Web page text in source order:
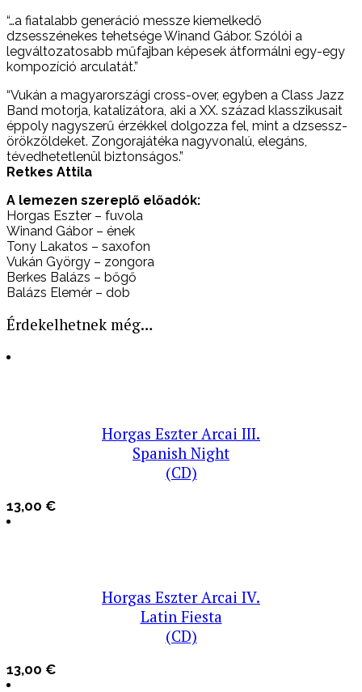
“…a fiatalabb generáció messze kiemelkedő
dzsesszénekes tehetsége Winand Gábor. Szólói a
legváltozatosabb műfajban képesek átformálni egy-egy
kompozíció arculatát.”
“Vukán a magyarországi cross-over, egyben a Class Jazz
Band motorja, katalizátora, aki a XX. század klasszikusait
éppoly nagyszerű érzékkel dolgozza fel, mint a dzsessz-
örökzöldeket. Zongorajátéka nagyvonalú, elegáns,
tévedhetetlenül biztonságos.”
Retkes Attila
A lemezen szereplő előadók:
Horgas Eszter – fuvola
Winand Gábor – ének
Tony Lakatos – saxofon
Vukán György – zongora
Berkes Balázs – bőgő
Balázs Elemér – dob
Érdekelhetnek még…
Horgas Eszter Arcai III.
Spanish Night
(CD)
13,00 €
Horgas Eszter Arcai IV.
Latin Fiesta
(CD)
13,00 €